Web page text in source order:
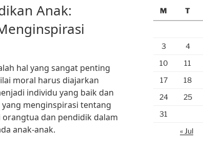
Anak:
hal yang sangat penting
moral harus diajarkan
individu yang baik dan
menginspirasi tentang
dan pendidik dalam
anak-anak.
M
T
3
4
10
11
17
18
24
25
31
« Jul